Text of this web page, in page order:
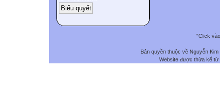
"Click
Bản quyền thuộc về Nguyễn
Website được thừa kế từ